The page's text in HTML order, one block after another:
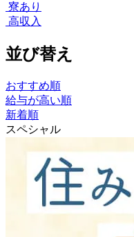
寮あり
高収入
並び替え
おすすめ順
給与が高い順
新着順
スペシャル